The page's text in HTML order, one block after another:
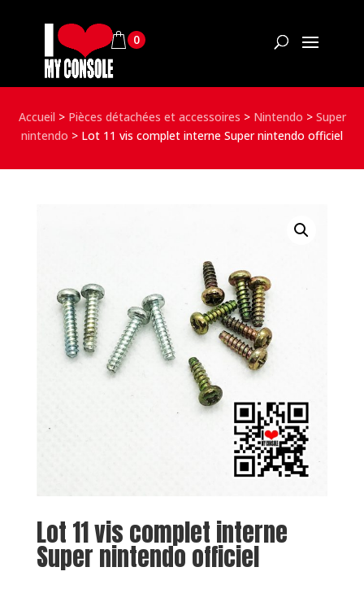
0
Accueil > Pièces détachées et accessoires > Nintendo > Super
nintendo > Lot 11 vis complet interne Super nintendo officiel
Lot 11 vis complet interne
Super nintendo officiel